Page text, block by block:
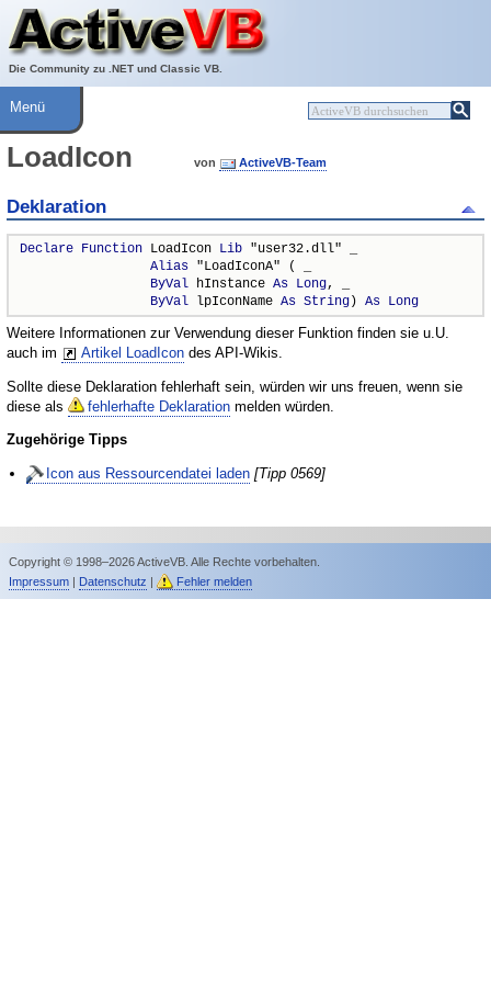
Die Community zu .NET und Classic VB.
Über ActiveVB
Hilfe
Menü
LoadIcon von ActiveVB-Team
Deklaration
Declare Function LoadIcon Lib "user32.dll" _
Alias "LoadIconA" ( _
ByVal hInstance As Long, _
ByVal lpIconName As String) As Long
Weitere Informationen zur Verwendung dieser Funktion finden sie u.U.
auch im
Artikel LoadIcon des API-Wikis.
Sollte diese Deklaration fehlerhaft sein, würden wir uns freuen, wenn sie
diese als
fehlerhafte Deklaration melden würden.
Zugehörige Tipps
Icon aus Ressourcendatei laden [Tipp 0569]
Copyright © 1998–2026 ActiveVB. Alle Rechte vorbehalten.
Impressum| Datenschutz | Fehler melden